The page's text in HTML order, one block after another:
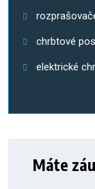
chrbtové
elektrické
Máte